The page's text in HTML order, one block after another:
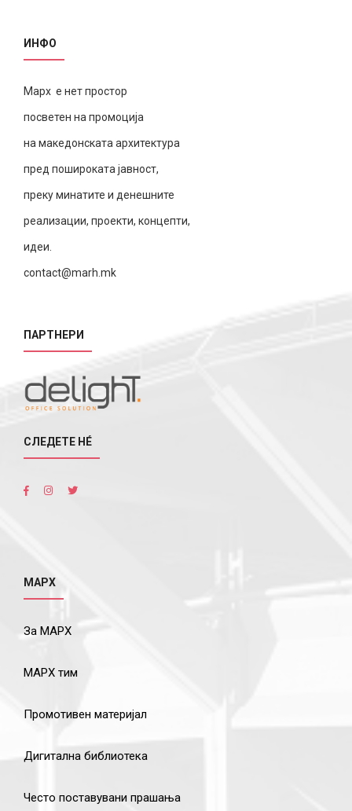
ИНФО
Марх е нет простор
посветен на промоција
на македонската архитектура
пред пошироката јавност,
преку минатите и денешните
реализации, проекти, концепти,
идеи.
contact@marh.mk
ПАРТНЕРИ
СЛЕДЕТЕ НÉ
МАРХ
За МАРХ
МАРХ тим
Промотивен материјал
Дигитална библиотека
Често поставувани прашања